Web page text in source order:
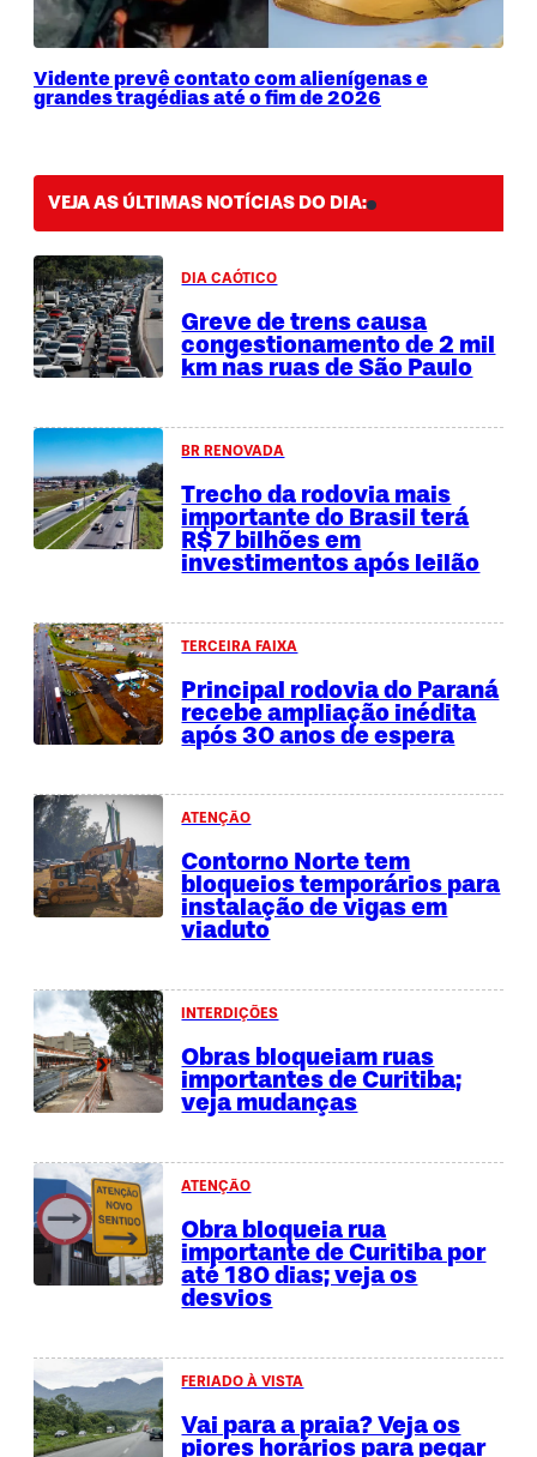
Vidente prevê contato com alienígenas e
grandes tragédias até o fim de 2026
VEJA AS ÚLTIMAS NOTÍCIAS DO DIA:
DIA CAÓTICO
Greve de trens causa
congestionamento de 2 mil
km nas ruas de São Paulo
BR RENOVADA
Trecho da rodovia mais
importante do Brasil terá
R$ 7 bilhões em
investimentos após leilão
TERCEIRA FAIXA
Principal rodovia do Paraná
recebe ampliação inédita
após 30 anos de espera
ATENÇÃO
Contorno Norte tem
bloqueios temporários para
instalação de vigas em
viaduto
INTERDIÇÕES
Obras bloqueiam ruas
importantes de Curitiba;
veja mudanças
ATENÇÃO
Obra bloqueia rua
importante de Curitiba por
até 180 dias; veja os
desvios
FERIADO À VISTA
Vai para a praia? Veja os
piores horários para pegar